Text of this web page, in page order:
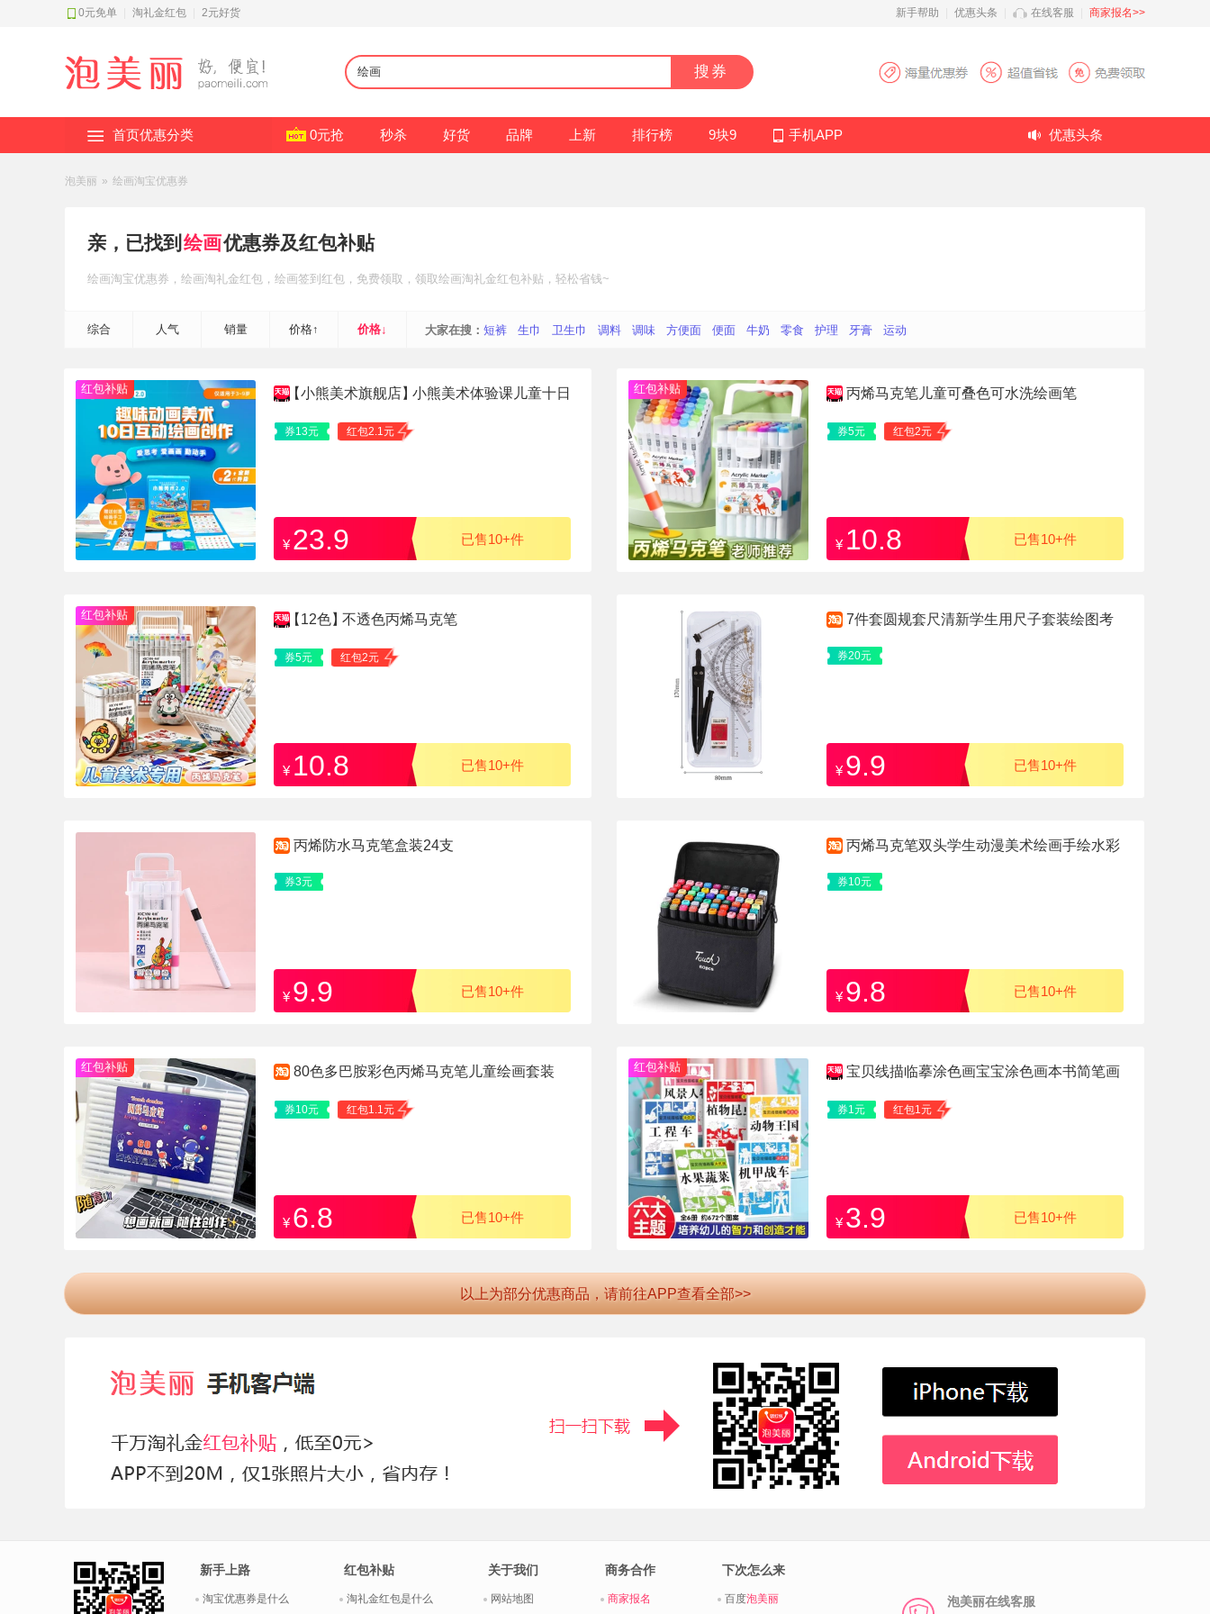
0元免单 淘礼金红包 2元好货 新手帮助 优惠头条 在线客服 商家报名>>
搜券
首页优惠分类 0元抢 秒杀 好货 品牌 上新 排行榜 9块9 手机APP 优惠头条
泡美丽 » 绘画淘宝优惠券
亲，已找到 绘画优惠券及红包补贴
绘画淘宝优惠券 ，绘画淘礼金红包 ，绘画签到红包 ，免费领取，领取绘画淘礼金红包补贴 ，轻松省钱~
综合 人气 销量 价格↑ 价格↓ 大家在搜： 短裤 生巾 卫生巾 调料 调味 方便面 便面 牛奶 零食 护理 牙膏 运动
红包补贴 【小熊美术旗舰店】小熊美术体验课儿童十日
绘画AI课送画材kc
券13元 红包2.1元
¥ 23.9 已售10+件
红包补贴 丙烯马克笔儿童可叠色可水洗绘画笔
券5元 红包2元
¥ 10.8 已售10+件
红包补贴 【12色】不透色丙烯马克笔
券5元 红包2元
¥ 10.8 已售10+件
7件套圆规套尺清新学生用尺子套装绘图考
试直尺文具组合绘画用品
券20元
¥ 9.9 已售10+件
丙烯防水马克笔盒装24支
券3元
¥ 9.9 已售10+件
丙烯马克笔双头学生动漫美术绘画手绘水彩
笔touch文具画画工
券10元
¥ 9.8 已售10+件
红包补贴 80色多巴胺彩色丙烯马克笔儿童绘画套装
券10元 红包1.1元
¥ 6.8 已售10+件
红包补贴 宝贝线描临摹涂色画宝宝涂色画本书简笔画
券1元 红包1元
¥ 3.9 已售10+件
以上为部分优惠商品，请前往APP查看全部>>
新手上路
淘宝优惠券是什么
红包补贴
淘礼金红包是什么
关于我们
网站地图
商务合作
商家报名
下次怎么来
百度泡美丽 泡美丽在线客服